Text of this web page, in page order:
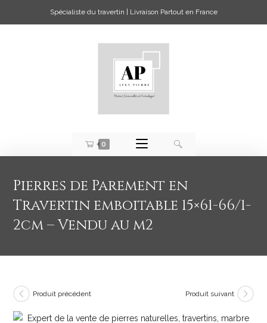
Spécialiste du travertin | Livraison Partout en France
0
Pierres de Parement en
Travertin emboitable 15×61-66/1-
2cm – Vendu au m2
Produit précédent Produit suivant